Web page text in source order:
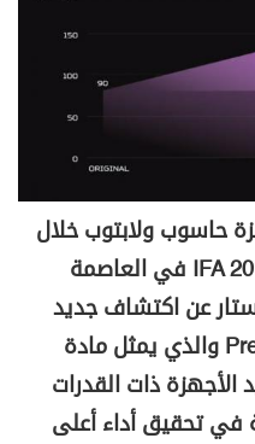
حاسوب ولابتوب خلال
IFA في العاصمة
عن اكتشاف جديد
والذي يمثل مادة
الأجهزة ذات القدرات
في تحقيق أداء أعلى